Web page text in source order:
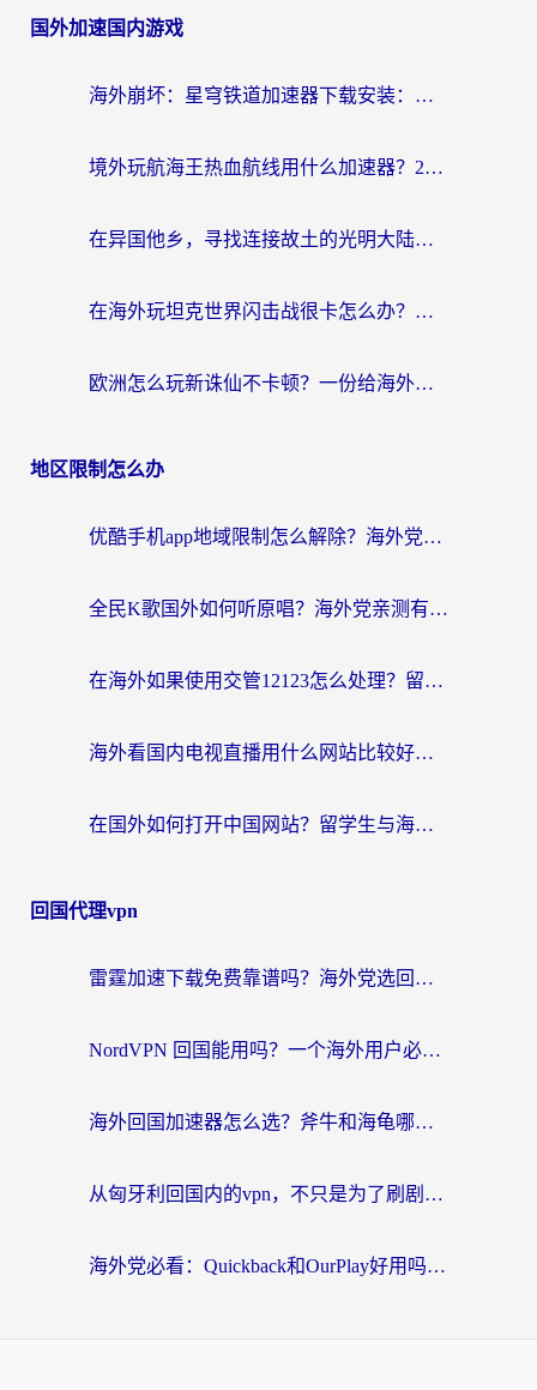
国外加速国内游戏
海外崩坏：星穹铁道加速器下载安装：一份给游子的终极网络指南
境外玩航海王热血航线用什么加速器？2026海外玩家实测最优方案（附欧洲问道堡垒前线加速技巧）
在异国他乡，寻找连接故土的光明大陆免费加速器
在海外玩坦克世界闪击战很卡怎么办？老玩家亲测有效的加速器选择指南
欧洲怎么玩新诛仙不卡顿？一份给海外游子的国服游戏畅玩指南
地区限制怎么办
优酷手机app地域限制怎么解除？海外党亲测有效的追剧方案
全民K歌国外如何听原唱？海外党亲测有效的回国加速器选择指南
在海外如果使用交管12123怎么处理？留学生亲测有效的回国加速方案
海外看国内电视直播用什么网站比较好？一篇解决你所有追剧难题的实用指南
在国外如何打开中国网站？留学生与海外华人的无缝访问指南
回国代理vpn
雷霆加速下载免费靠谱吗？海外党选回国加速器的避坑指南（附热门工具对比）
NordVPN 回国能用吗？一个海外用户必须面对的真实困境
海外回国加速器怎么选？斧牛和海龟哪个好？一篇帮你避开坑的实用指南
从匈牙利回国内的vpn，不只是为了刷剧那么简单
海外党必看：Quickback和OurPlay好用吗？3分钟选对回国加速器，无缝刷剧玩游戏